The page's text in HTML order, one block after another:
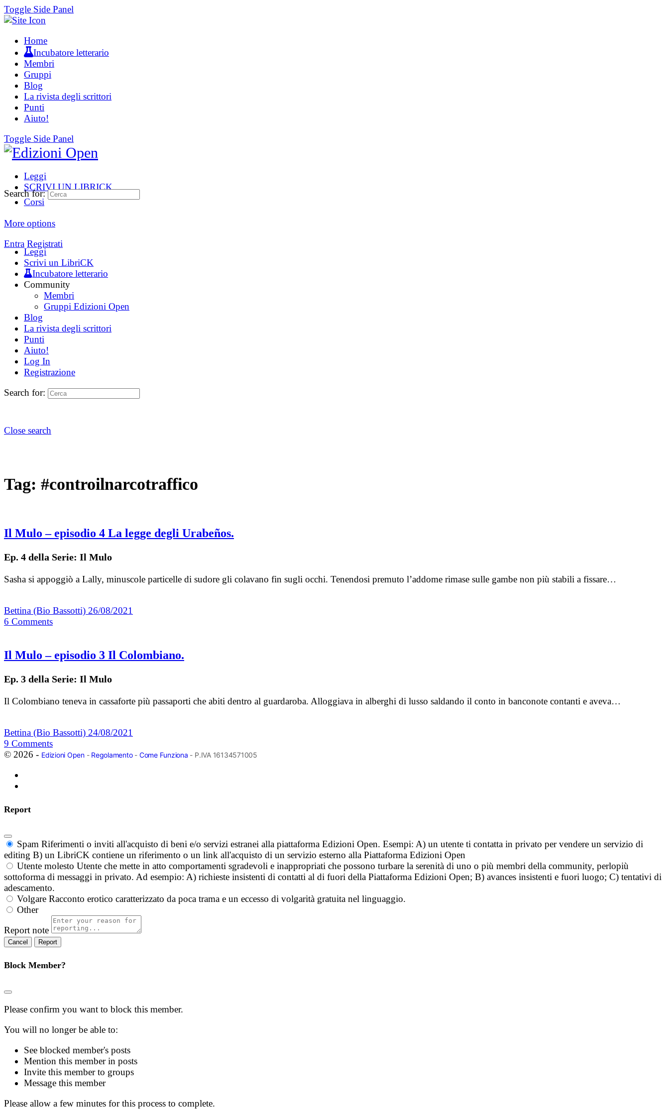
Toggle Side Panel
Home
Incubatore letterario
Membri
Gruppi
Blog
La rivista degli scrittori
Punti
Aiuto!
Toggle Side Panel
Leggi
SCRIVI UN LIBRICK
Corsi
More options
Entra Registrati
Search for:
Leggi
Scrivi un LibriCK
Incubatore letterario
Community
Membri
Gruppi Edizioni Open
Blog
La rivista degli scrittori
Punti
Aiuto!
Log In
Registrazione
Search for:
Close search
Tag: #controilnarcotraffico
Il Mulo – episodio 4 La legge degli Urabeños.
Ep. 4 della Serie: Il Mulo
Sasha si appoggiò a Lally, minuscole particelle di sudore gli colavano fin sugli occhi. Tenendosi premuto l’addome rimase sulle gambe non più stabili a fissare…
Bettina (Bio Bassotti) 26/08/2021
6 Comments
Il Mulo – episodio 3 Il Colombiano.
Ep. 3 della Serie: Il Mulo
Il Colombiano teneva in cassaforte più passaporti che abiti dentro al guardaroba. Alloggiava in alberghi di lusso saldando il conto in banconote contanti e aveva…
Bettina (Bio Bassotti) 24/08/2021
9 Comments
© 2026 - Edizioni Open- Regolamento- Come Funziona - P.IVA 16134571005
Report
Spam Riferimenti o inviti all'acquisto di beni e/o servizi estranei alla piattaforma Edizioni Open. Esempi: A) un utente ti contatta in privato per vendere un servizio di
editing B) un LibriCK contiene un riferimento o un link all'acquisto di un servizio esterno alla Piattaforma Edizioni Open
Utente molesto Utente che mette in atto comportamenti sgradevoli e inappropriati che possono turbare la serenità di uno o più membri della community, perlopiù
sottoforma di messaggi in privato. Ad esempio: A) richieste insistenti di contatti al di fuori della Piattaforma Edizioni Open; B) avances insistenti e fuori luogo; C) tentativi di
adescamento.
Volgare Racconto erotico caratterizzato da poca trama e un eccesso di volgarità gratuita nel linguaggio.
Other
Report note
Report
Block Member?
Please confirm you want to block this member.
You will no longer be able to:
See blocked member's posts
Mention this member in posts
Invite this member to groups
Message this member
Please allow a few minutes for this process to complete.